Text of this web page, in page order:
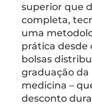
superior que
completa,
uma
prática desde
bolsas
graduação da
medicina –
desconto